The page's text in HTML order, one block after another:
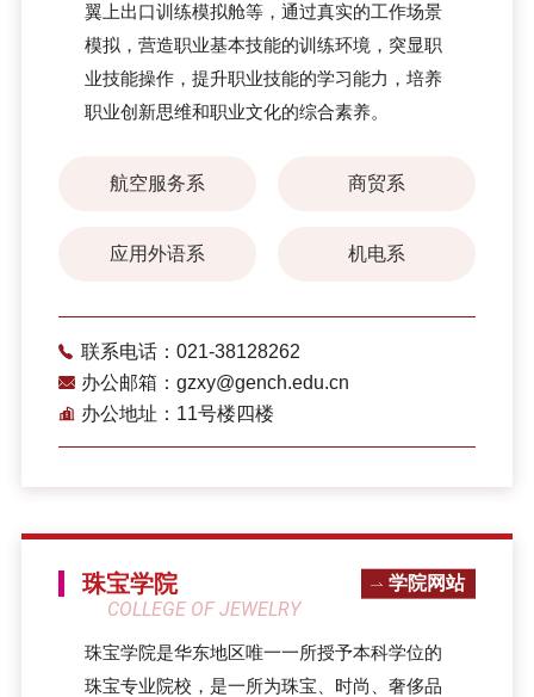
翼上出口训练模拟舱等，通过真实的工作场景
模拟，营造职业基本技能的训练环境，突显职
业技能操作，提升职业技能的学习能力，培养
职业创新思维和职业文化的综合素养。
航空服务系 商贸系
应用外语系 机电系
联系电话：021-38128262
办公邮箱：gzxy@gench.edu.cn
办公地址：11号楼四楼
珠宝学院
COLLEGE OF JEWELRY
学院网站
珠宝学院是华东地区唯一一所授予本科学位的
珠宝专业院校，是一所为珠宝、时尚、奢侈品